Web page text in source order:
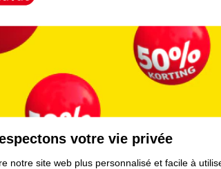
Formule
Coordonnées
Plus durable
votre vie privée
notre site web plus personnalisé et facile à